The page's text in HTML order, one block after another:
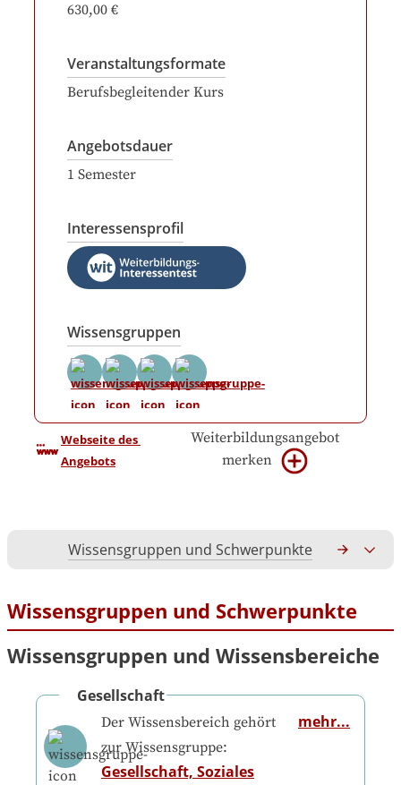
630,00 €
Veranstaltungsformate
Berufsbegleitender Kurs
Angebotsdauer
1 Semester
Interessensprofil
Wissensgruppen
Webseite des
Angebots
Weiterbildungsangebot
merken
Wissensgruppen und Schwerpunkte
Wissensgruppen und Schwerpunkte
Wissensgruppen und Wissensbereiche
Gesellschaft
Der Wissensbereich gehört
zur Wissensgruppe:
Gesellschaft, Soziales
mehr...